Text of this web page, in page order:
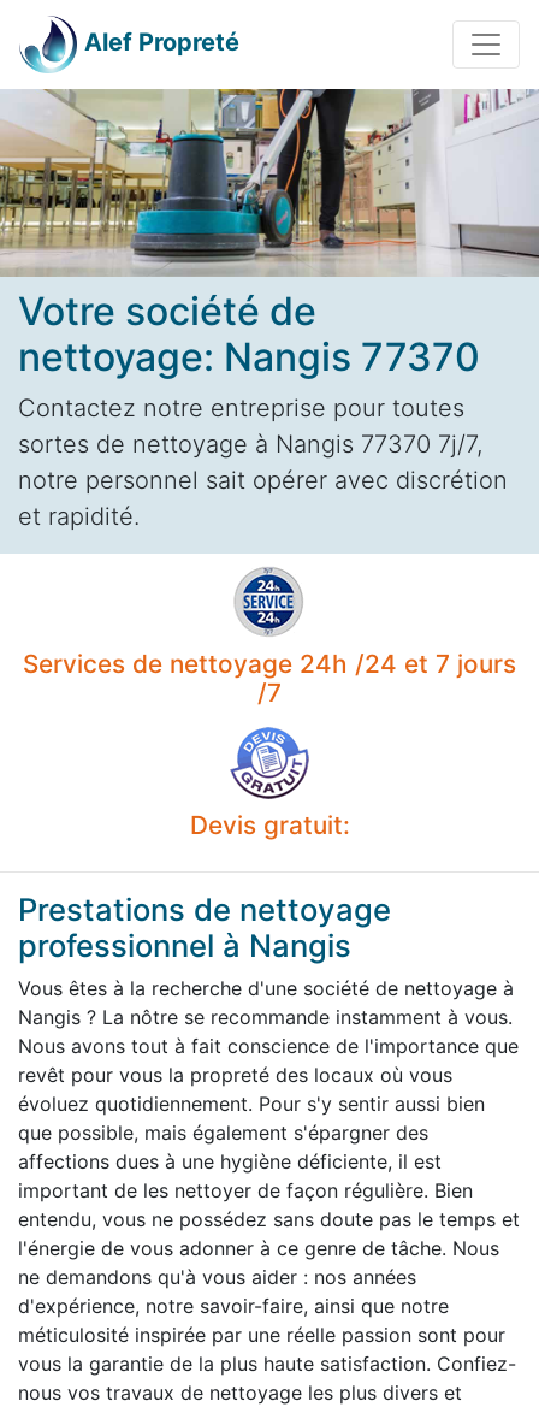
Alef Propreté
Votre société de
nettoyage: Nangis 77370
Contactez notre entreprise pour toutes
sortes de nettoyage à Nangis 77370 7j/7,
notre personnel sait opérer avec discrétion
et rapidité.
Services de nettoyage 24h /24 et 7 jours
/7
Devis gratuit:
Prestations de nettoyage
professionnel à Nangis
Vous êtes à la recherche d'une société de nettoyage à
Nangis ? La nôtre se recommande instamment à vous.
Nous avons tout à fait conscience de l'importance que
revêt pour vous la propreté des locaux où vous
évoluez quotidiennement. Pour s'y sentir aussi bien
que possible, mais également s'épargner des
affections dues à une hygiène déficiente, il est
important de les nettoyer de façon régulière. Bien
entendu, vous ne possédez sans doute pas le temps et
l'énergie de vous adonner à ce genre de tâche. Nous
ne demandons qu'à vous aider : nos années
d'expérience, notre savoir-faire, ainsi que notre
méticulosité inspirée par une réelle passion sont pour
vous la garantie de la plus haute satisfaction. Confiez-
nous vos travaux de nettoyage les plus divers et